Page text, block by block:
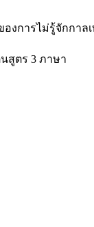
งการไม่รู้จักกาล
สูตร 3 ภาษา